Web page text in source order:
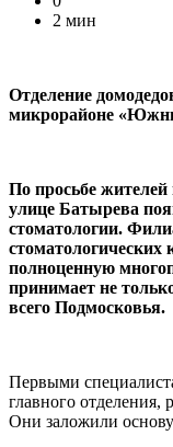
2 мин
Отделение
микрорайоне
По просьбе жителей
улице Батырева
стоматологии.
полноценную
принимает не
всего Подмосковья.
Первыми
главного
Они заложили